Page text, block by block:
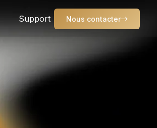
Support Nous contacter